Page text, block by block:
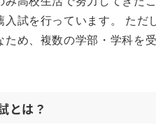
試を行っています。 ただ
め、複数の学部・学科を
とは？